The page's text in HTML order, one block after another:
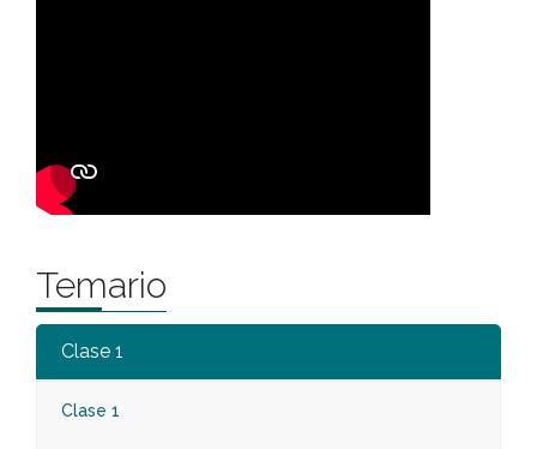
Temario
Clase 1
Clase 1